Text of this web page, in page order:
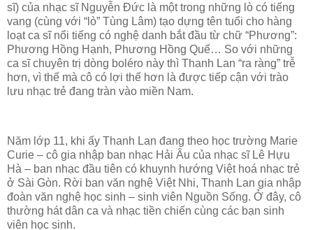
sĩ) của nhạc sĩ Nguyễn Đức là một trong những lò có tiếng
vang (cùng với “lò” Tùng Lâm) tạo dựng tên tuổi cho hàng
loạt ca sĩ nổi tiếng có nghệ danh bắt đầu từ chữ “Phương”:
Phương Hồng Hạnh, Phương Hồng Quế… So với những
ca sĩ chuyên trị dòng boléro này thì Thanh Lan “ra ràng” trễ
hơn, vì thế mà cô có lợi thế hơn là được tiếp cận với trào
lưu nhạc trẻ đang tràn vào miền Nam.
Năm lớp 11, khi ấy Thanh Lan đang theo học trường Marie
Curie – cô gia nhập ban nhạc Hải Âu của nhạc sĩ Lê Hựu
Hà – ban nhạc đầu tiên có khuynh hướng Việt hoá nhạc trẻ
ở Sài Gòn. Rời ban văn nghệ Việt Nhi, Thanh Lan gia nhập
đoàn văn nghệ học sinh – sinh viên Nguồn Sống. Ở đây, cô
thường hát dân ca và nhạc tiền chiến cùng các bạn sinh
viên học sinh.